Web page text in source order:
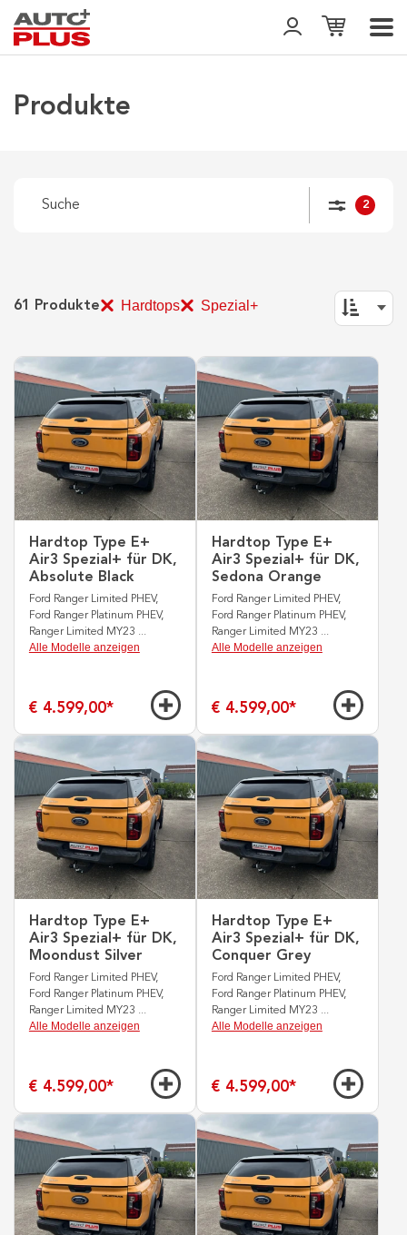
Produkte
2
61 Produkte Hardtops Spezial+
Hardtop Type E+
Air3 Spezial+ für DK,
Absolute Black
Ford Ranger Limited PHEV,
Ford Ranger Platinum PHEV,
Ranger Limited MY23 ...
Alle Modelle anzeigen
€ 4.599,00*
Hardtop Type E+
Air3 Spezial+ für DK,
Sedona Orange
Ford Ranger Limited PHEV,
Ford Ranger Platinum PHEV,
Ranger Limited MY23 ...
Alle Modelle anzeigen
€ 4.599,00*
Hardtop Type E+
Air3 Spezial+ für DK,
Moondust Silver
Ford Ranger Limited PHEV,
Ford Ranger Platinum PHEV,
Ranger Limited MY23 ...
Alle Modelle anzeigen
€ 4.599,00*
Hardtop Type E+
Air3 Spezial+ für DK,
Conquer Grey
Ford Ranger Limited PHEV,
Ford Ranger Platinum PHEV,
Ranger Limited MY23 ...
Alle Modelle anzeigen
€ 4.599,00*